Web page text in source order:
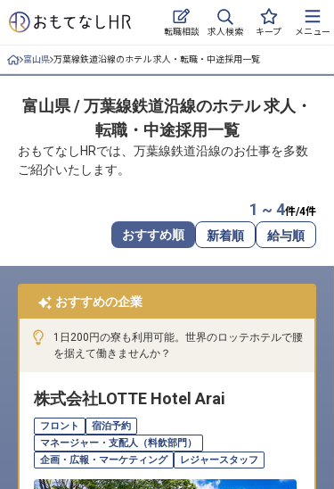
転職相談 求人検索 キープ メニュー
ログイン
求人・施設を探す
キープした求人
おもてなしHRについて
よくある質問
ホテル・宿泊業界情報コラム
無料 転職サポートに申し込む
採用をお考えの企業様へ
富山県 万葉線鉄道沿線のホテル 求人・転職・中途採用一覧
富山県 / 万葉線鉄道沿線のホテル 求人・
転職・中途採用一覧
おもてなしHRでは、万葉線鉄道沿線のお仕事を多数
ご紹介いたします。
1 ~ 4件/4件
おすすめ順 新着順 給与順
おすすめの企業
1日200円の寮も利用可能。世界のロッテホテルで腰
を据えて働きませんか？
株式会社LOTTE Hotel Arai
フロント
宿泊予約
マネージャー・支配人（料飲部門）
企画・広報・マーケティング
レジャースタッフ